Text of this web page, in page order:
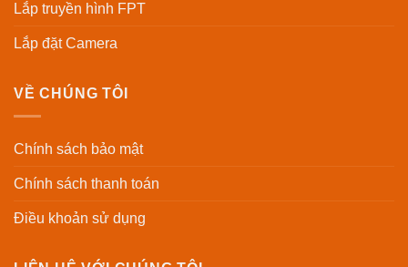
Lắp truyền hình FPT
Lắp đặt Camera
VỀ CHÚNG TÔI
Chính sách bảo mật
Chính sách thanh toán
Điều khoản sử dụng